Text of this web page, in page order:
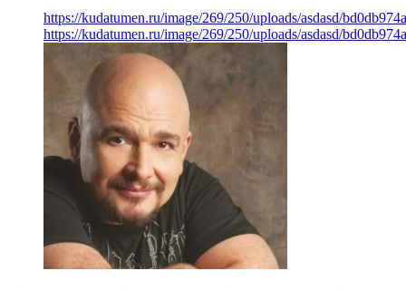
https://kudatumen.ru/image/269/250/uploads/asdasd/
https://kudatumen.ru/image/269/250/uploads/asdasd/